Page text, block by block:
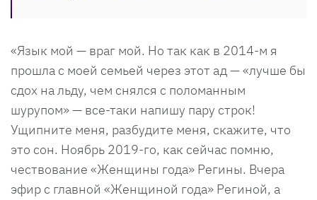
«Язык мой — враг мой. Но так как в 2014-м я
прошла с моей семьей через этот ад — «лучше бы
сдох на льду, чем снялся с поломанным
шурупом» — все-таки напишу пару строк!
Ущипните меня, разбудите меня, скажите, что
это сон. Ноябрь 2019-го, как сейчас помню,
чествование «Женщины года» Регины. Вчера
эфир с главной «Женщиной года» Региной, а